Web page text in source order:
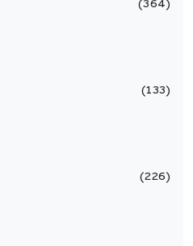
364
133
226